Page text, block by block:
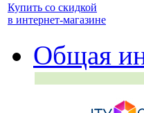
Купить со скидкой
в интернет-магазине
Общая